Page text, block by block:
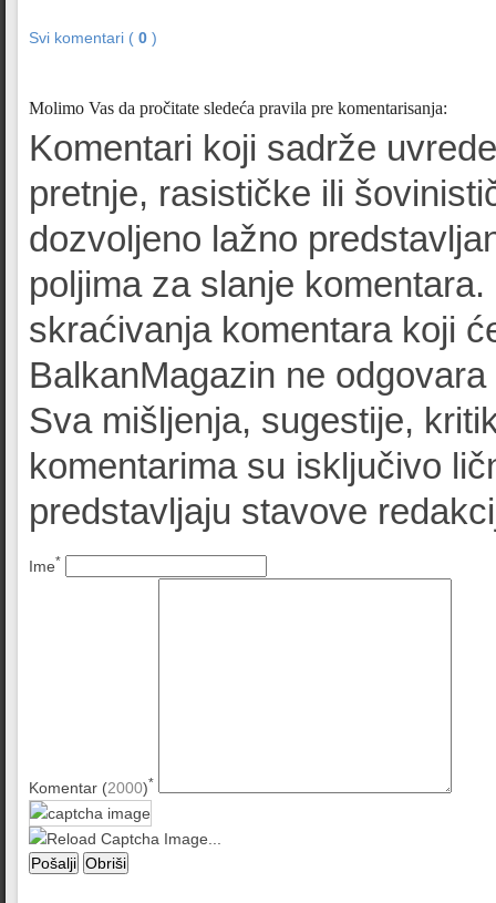
Svi komentari ( 0 )
Molimo Vas da pročitate sledeća pravila pre komentarisanja:
Komentari koji sadrže
pretnje, rasističke ili
dozvoljeno lažno
poljima za slanje
skraćivanja komentara koji
BalkanMagazin ne
Sva mišljenja, sugestije,
komentarima su isključivo
predstavljaju stavove
Ime*
Komentar (2000)*